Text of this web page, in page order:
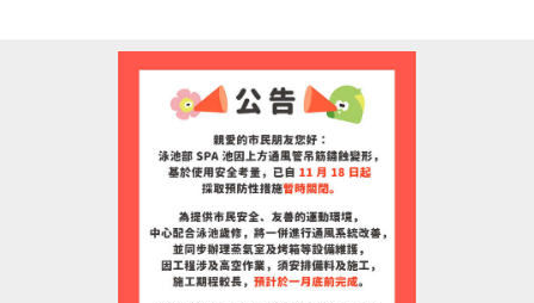
3.凡是想辦理長租開放之時段者，登記地點為「長租
登記櫃檯」，以排隊優先順序依次登記。
4.完成長租登記者，需立即至「繳費櫃檯」，完成繳
費手續，始完成綜合球場長租辦理。未完成繳費手續
5.長租時段以偶數整點至偶數整點兩個小時為租借基
準，例：06:00-08:00、08:00-10:00，以此類推。
6.其它注意事項，以長租條約及現場之規範為準。